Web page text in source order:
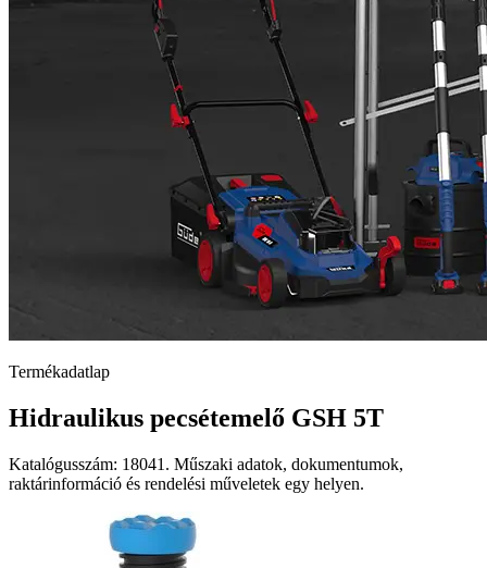
Termékadatlap
Hidraulikus pecsétemelő GSH 5T
Katalógusszám: 18041. Műszaki adatok, dokumentumok,
raktárinformáció és rendelési műveletek egy helyen.